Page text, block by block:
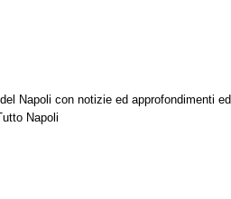
Napoli con notizie ed approfondimenti ed
Napoli